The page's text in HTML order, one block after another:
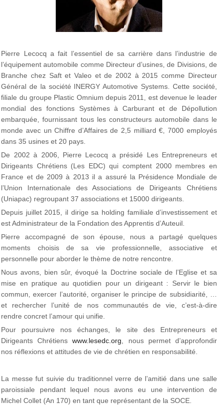
Pierre Lecocq a fait l’essentiel de sa carrière dans l’industrie de
l’équipement automobile comme Directeur d’usines, de Divisions, de
Branche chez Saft et Valeo et de 2002 à 2015 comme Directeur
Général de la société INERGY Automotive Systems. Cette société,
filiale du groupe Plastic Omnium depuis 2011, est devenue le leader
mondial des fonctions Systèmes à Carburant et de Dépollution
embarquée, fournissant tous les constructeurs automobile dans le
monde avec un Chiffre d’Affaires de 2,5 milliard €, 7000 employés
dans 35 usines et 20 pays.
De 2002 à 2006, Pierre Lecocq a présidé Les Entrepreneurs et
Dirigeants Chrétiens (Les EDC) qui comptent 2000 membres en
France et de 2009 à 2013 il a assuré la Présidence Mondiale de
l’Union Internationale des Associations de Dirigeants Chrétiens
(Uniapac) regroupant 37 associations et 15000 dirigeants.
Depuis juillet 2015, il dirige sa holding familiale d’investissement et
est Administrateur de la Fondation des Apprentis d’Auteuil.
Pierre accompagné de son épouse, nous a partagé quelques
moments choisis de sa vie professionnelle, associative et
personnelle pour aborder le thème de notre rencontre.
Nous avons, bien sûr, évoqué la Doctrine sociale de l’Eglise et sa
mise en pratique au quotidien pour un dirigeant : Servir le bien
commun, exercer l’autorité, organiser le principe de subsidiarité, …
et rechercher l’unité de nos communautés de vie, c’est-à-dire
rendre concret l’amour qui unifie.
Pour poursuivre nos échanges, le site des Entrepreneurs et
Dirigeants Chrétienswww.lesedc.org , nous permet d’approfondir
nos réflexions et attitudes de vie de chrétien en responsabilité.
La messe fut suivie du traditionnel verre de l’amitié dans une salle
paroissiale pendant lequel nous avons eu une intervention de
Michel Collet (An 170) en tant que représentant de la SOCE.